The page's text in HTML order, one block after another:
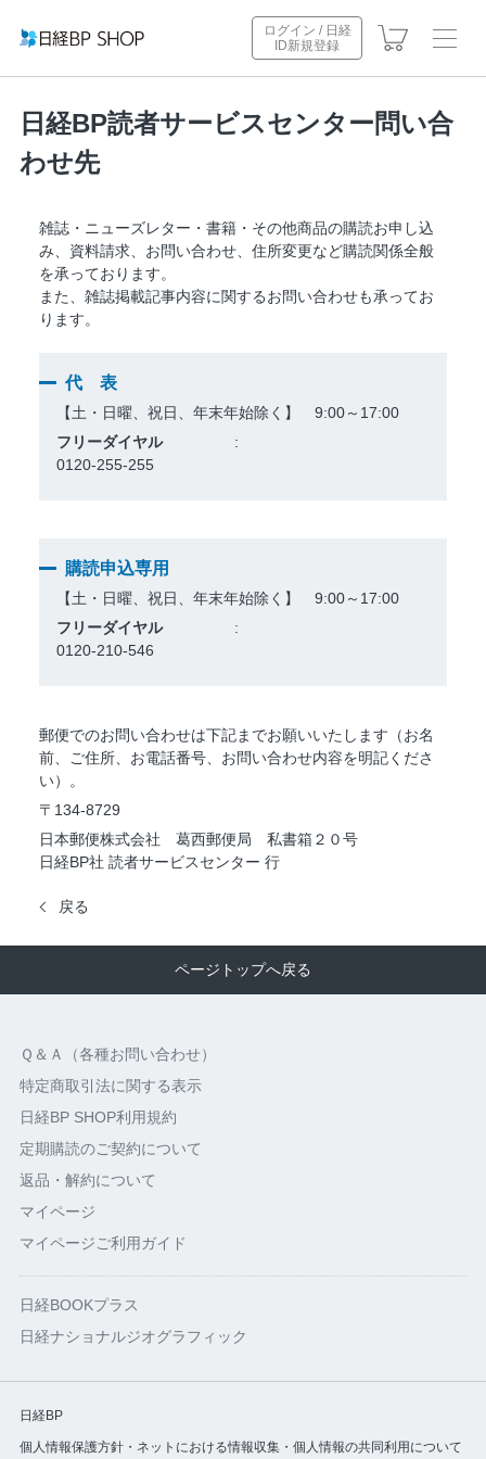
ログイン / 日経
ID新規登録
日経BP読者サービスセンター問い合
わせ先
雑誌・ニューズレター・書籍・その他商品の購読お申し込
み、資料請求、お問い合わせ、住所変更など購読関係全般
を承っております。
また、雑誌掲載記事内容に関するお問い合わせも承ってお
ります。
代 表
【土・日曜、祝日、年末年始除く】 9:00～17:00
フリーダイヤル
0120-255-255
購読申込専用
【土・日曜、祝日、年末年始除く】 9:00～17:00
フリーダイヤル
0120-210-546
郵便でのお問い合わせは下記までお願いいたします（お名
前、ご住所、お電話番号、お問い合わせ内容を明記くださ
い）。
〒134-8729
日本郵便株式会社 葛西郵便局 私書箱２０号
日経BP社 読者サービスセンター 行
戻る
ページトップへ戻る
Ｑ＆Ａ（各種お問い合わせ）
特定商取引法に関する表示
日経BP SHOP利用規約
定期購読のご契約について
返品・解約について
マイページ
マイページご利用ガイド
日経BOOKプラス
日経ナショナルジオグラフィック
日経BP
個人情報保護方針・ネットにおける情報収集・個人情報の共同利用について